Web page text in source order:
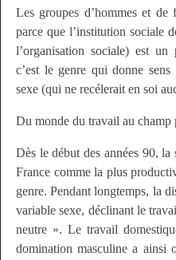
Les groupes d’hommes et de
parce que l’institution sociale
l’organisation sociale) est
c’est le genre qui donne
sexe (qui ne recélerait en soi
Du monde du travail au champ
Dès le début des années 90,
France comme la plus
genre. Pendant longtemps, la
variable sexe, déclinant le
neutre ». Le travail
domination masculine a ainsi